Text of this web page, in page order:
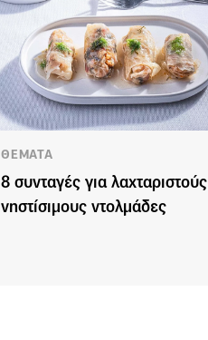
ΘΕΜΑΤΑ
8 συνταγές για λαχταριστούς
νηστίσιμους ντολμάδες